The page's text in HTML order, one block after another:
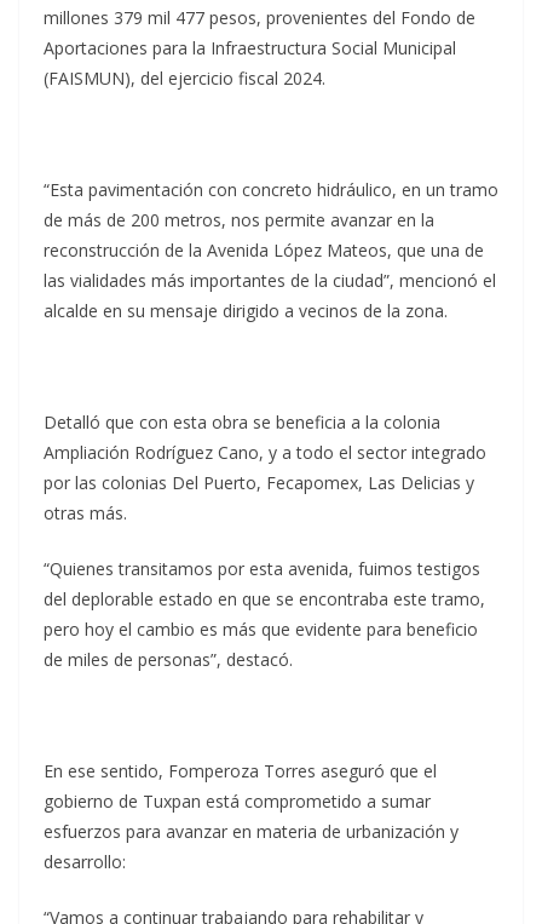
millones 379 mil 477 pesos, provenientes del Fondo de
Aportaciones para la Infraestructura Social Municipal
(FAISMUN), del ejercicio fiscal 2024.
“Esta pavimentación con concreto hidráulico, en un tramo
de más de 200 metros, nos permite avanzar en la
reconstrucción de la Avenida López Mateos, que una de
las vialidades más importantes de la ciudad”, mencionó el
alcalde en su mensaje dirigido a vecinos de la zona.
Detalló que con esta obra se beneficia a la colonia
Ampliación Rodríguez Cano, y a todo el sector integrado
por las colonias Del Puerto, Fecapomex, Las Delicias y
otras más.
“Quienes transitamos por esta avenida, fuimos testigos
del deplorable estado en que se encontraba este tramo,
pero hoy el cambio es más que evidente para beneficio
de miles de personas”, destacó.
En ese sentido, Fomperoza Torres aseguró que el
gobierno de Tuxpan está comprometido a sumar
esfuerzos para avanzar en materia de urbanización y
desarrollo:
“Vamos a continuar trabajando para rehabilitar y